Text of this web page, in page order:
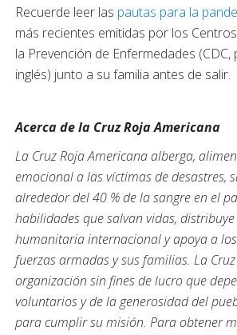
Recuerde leer las pautas para la
más recientes emitidas por los
la Prevención de Enfermedades (CDC,
inglés) junto a su familia antes de salir.
Acerca de la Cruz Roja Americana
La Cruz Roja Americana alberga,
emocional a las víctimas de desastres,
alrededor del 40 % de la sangre en el
habilidades que salvan vidas,
humanitaria internacional y apoya a
fuerzas armadas y sus familias. La
organización sin fines de lucro que
voluntarios y de la generosidad del
para cumplir su misión. Para obtener